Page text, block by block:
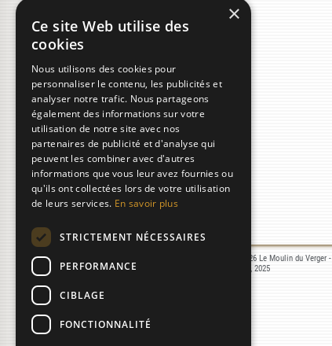
- © 2000-2026 Le Moulin du Verger -
, 2025
×
Ce site Web utilise des
cookies
Nous utilisons des cookies pour
personnaliser le contenu, les publicités et
analyser notre trafic. Nous partageons
également des informations sur votre
utilisation de notre site avec nos
partenaires de publicité et d'analyse qui
peuvent les combiner avec d'autres
informations que vous leur avez fournies ou
qu'ils ont collectées lors de votre utilisation
de leurs services. En savoir plus
STRICTEMENT NÉCESSAIRES
PERFORMANCE
CIBLAGE
FONCTIONNALITÉ